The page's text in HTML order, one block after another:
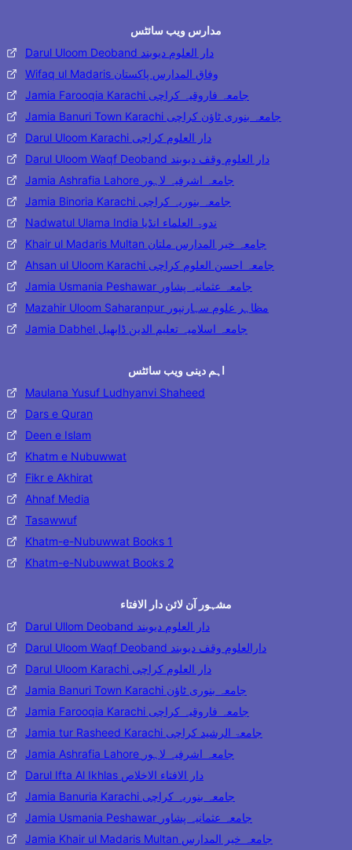
مدارس ویب سائٹس
Darul Uloom Deoband دار العلوم دیوبند
Wifaq ul Madaris وفاق المدارس پاکستان
Jamia Farooqia Karachi جامعہ فاروقیہ کراچی
Jamia Banuri Town Karachi جامعہ بنوری ٹاؤن کراچی
Darul Uloom Karachi دار العلوم کراچی
Darul Uloom Waqf Deoband دار العلوم وقف دیوبند
Jamia Ashrafia Lahore جامعہ اشرفیہ لاہور
Jamia Binoria Karachi جامعہ بنوریہ کراچی
Nadwatul Ulama India ندوۃ العلماء انڈیا
Khair ul Madaris Multan جامعہ خیر المدارس ملتان
Ahsan ul Uloom Karachi جامعہ احسن العلوم کراچی
Jamia Usmania Peshawar جامعہ عثمانیہ پشاور
Mazahir Uloom Saharanpur مظاہر علوم سہارنپور
Jamia Dabhel جامعہ اسلامیہ تعلیم الدین ڈابھیل
اہم دینی ویب سائٹس
Maulana Yusuf Ludhyanvi Shaheed
Dars e Quran
Deen e Islam
Khatm e Nubuwwat
Fikr e Akhirat
Ahnaf Media
Tasawwuf
Khatm-e-Nubuwwat Books 1
Khatm-e-Nubuwwat Books 2
مشہور آن لائن دار الافتاء
Darul Ullom Deoband دار العلوم دیوبند
Darul Uloom Waqf Deoband دارالعلوم وقف دیوبند
Darul Uloom Karachi دار العلوم کراچی
Jamia Banuri Town Karachi جامعہ بنوری ٹاؤن
Jamia Farooqia Karachi جامعہ فاروقیہ کراچی
Jamia tur Rasheed Karachi جامعۃ الرشید کراچی
Jamia Ashrafia Lahore جامعہ اشرفیہ لاہور
Darul Ifta Al Ikhlas دار الافتاء الاخلاص
Jamia Banuria Karachi جامعہ بنوریہ کراچی
Jamia Usmania Peshawar جامعہ عثمانیہ پشاور
Jamia Khair ul Madaris Multan جامعہ خیر المدارس